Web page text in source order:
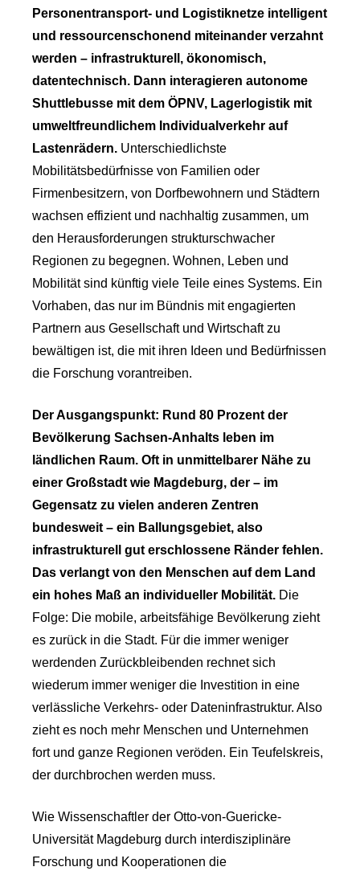
Personentransport- und Logistiknetze intelligent
und ressourcenschonend miteinander verzahnt
werden – infrastrukturell, ökonomisch,
datentechnisch. Dann interagieren autonome
Shuttlebusse mit dem ÖPNV, Lagerlogistik mit
umweltfreundlichem Individualverkehr auf
Lastenrädern. Unterschiedlichste
Mobilitätsbedürfnisse von Familien oder
Firmenbesitzern, von Dorfbewohnern und Städtern
wachsen effizient und nachhaltig zusammen, um
den Herausforderungen strukturschwacher
Regionen zu begegnen. Wohnen, Leben und
Mobilität sind künftig viele Teile eines Systems. Ein
Vorhaben, das nur im Bündnis mit engagierten
Partnern aus Gesellschaft und Wirtschaft zu
bewältigen ist, die mit ihren Ideen und Bedürfnissen
die Forschung vorantreiben.
Der Ausgangspunkt: Rund 80 Prozent der
Bevölkerung Sachsen-Anhalts leben im
ländlichen Raum. Oft in unmittelbarer Nähe zu
einer Großstadt wie Magdeburg, der – im
Gegensatz zu vielen anderen Zentren
bundesweit – ein Ballungsgebiet, also
infrastrukturell gut erschlossene Ränder fehlen.
Das verlangt von den Menschen auf dem Land
ein hohes Maß an individueller Mobilität. Die
Folge: Die mobile, arbeitsfähige Bevölkerung zieht
es zurück in die Stadt. Für die immer weniger
werdenden Zurückbleibenden rechnet sich
wiederum immer weniger die Investition in eine
verlässliche Verkehrs- oder Dateninfrastruktur. Also
zieht es noch mehr Menschen und Unternehmen
fort und ganze Regionen veröden. Ein Teufelskreis,
der durchbrochen werden muss.
Wie Wissenschaftler der Otto-von-Guericke-
Universität Magdeburg durch interdisziplinäre
Forschung und Kooperationen die